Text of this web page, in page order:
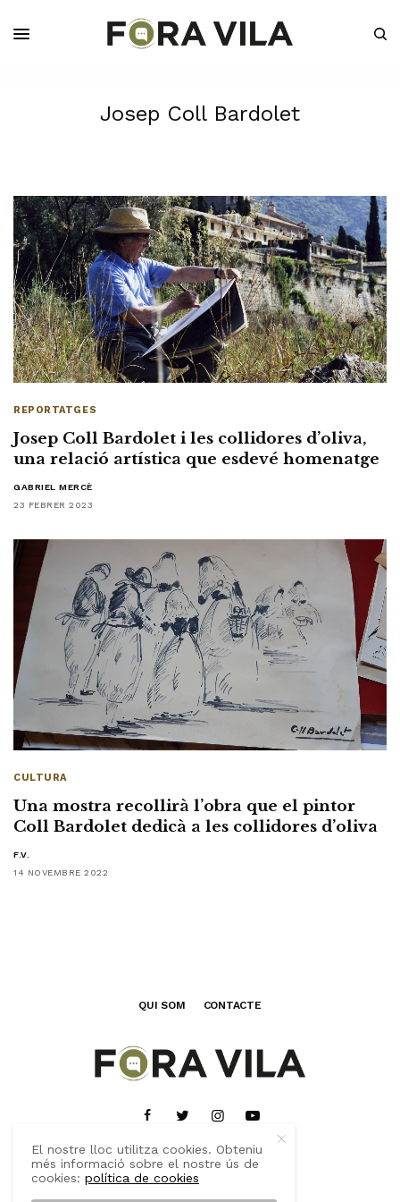
Josep Coll Bardolet
REPORTATGES
Josep Coll Bardolet i les collidores d’oliva,
una relació artística que esdevé homenatge
GABRIEL MERCÈ
23 FEBRER 2023
CULTURA
Una mostra recollirà l’obra que el pintor
Coll Bardolet dedicà a les collidores d’oliva
F.V.
14 NOVEMBRE 2022
QUI SOM CONTACTE
El nostre lloc utilitza cookies. Obteniu
més informació sobre el nostre ús de
cookies:política de cookies